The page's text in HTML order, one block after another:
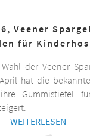
Veener
für
der Veener
hat die
Gummistiefel
WEITERLESEN